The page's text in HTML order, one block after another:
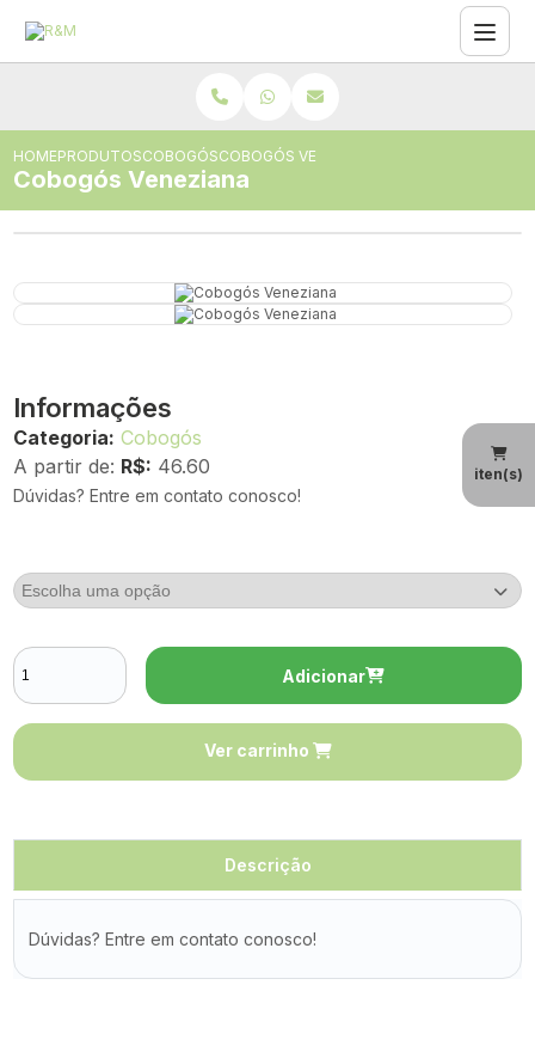
iten(s)
HOMEPRODUTOSCOBOGÓSCOBOGÓS VENEZIANA
Cobogós Veneziana
Informações
Categoria: Cobogós
A partir de: R$: 46.60
Dúvidas? Entre em contato conosco!
Adicionar
Ver carrinho
Descrição
Dúvidas? Entre em contato conosco!